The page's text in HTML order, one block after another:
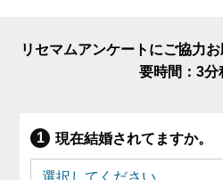
リセマムアンケートにご協力
要時間：3分
現在結婚されてますか。